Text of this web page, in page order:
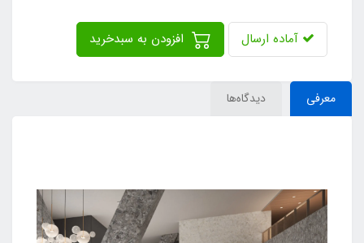
آماده ارسال
معرفی دیدگاه‌ها